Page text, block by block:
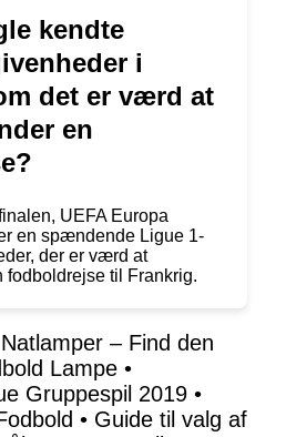
kendte
i
det er værd at
en
UEFA Europa
en spændende Ligue 1-
der er værd at
til Frankrig.
– Find den
Lampe •
Gruppespil 2019 •
• Guide til valg af